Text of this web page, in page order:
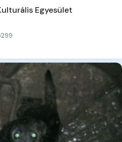
Egyesület